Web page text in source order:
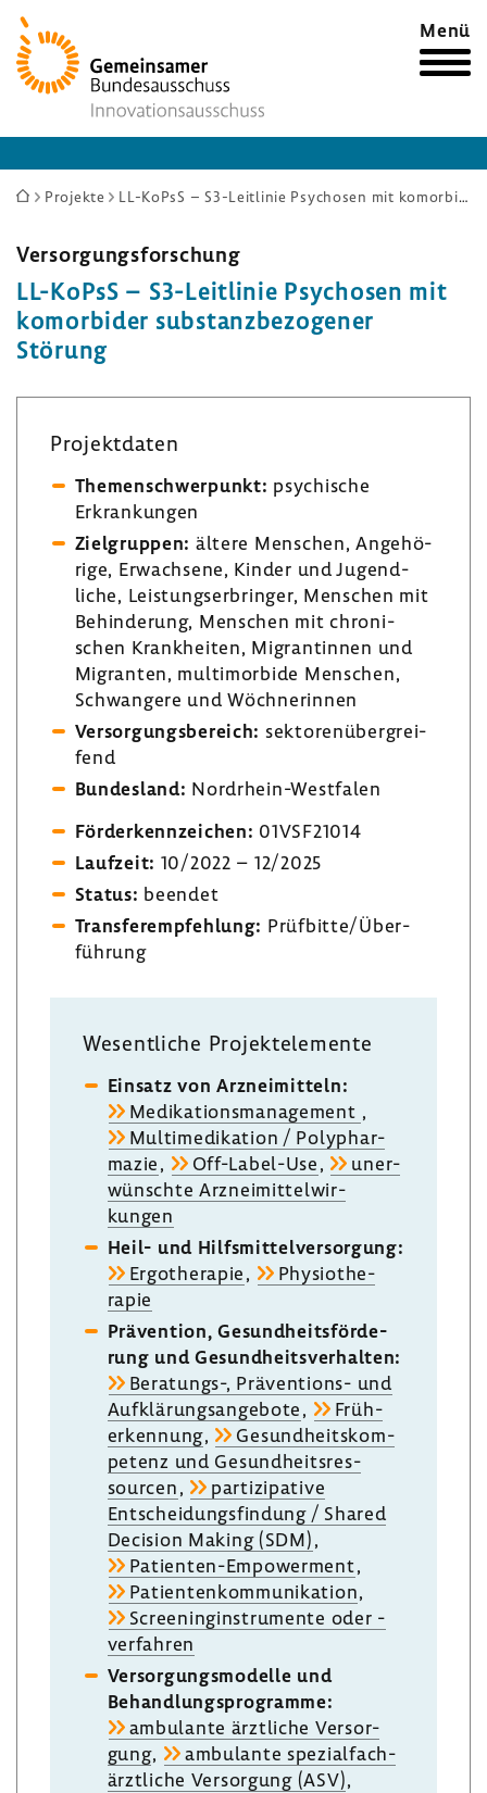
Zur
Startseite
Menü
Sie
hier:
Projekte LL-KoPsS – S3-Leitlinie Psychosen mit komorbider substanzbezogener Störung
Versor­gungs­for­schung
LL-​KoPsS – S3-​Leitlinie Psychosen mit
komor­bider substanz­be­zo­gener
Störung
Projekt­daten
Themen­schwer­punkt: psychi­sche
Erkran­kungen
Ziel­gruppen: ältere Menschen, Ange­hö­
rige, Erwach­sene, Kinder und Jugend­
liche, Leis­tungs­er­bringer, Menschen mit
Behin­de­rung, Menschen mit chro­ni­
schen Krank­heiten, Migran­tinnen und
Migranten, multi­mor­bide Menschen,
Schwan­gere und Wöch­ne­rinnen
Versor­gungs­be­reich: sekto­ren­über­grei­
fend
Bundes­land: Nordrhein-​Westfalen
Förder­kenn­zei­chen: 01VSF21014
Lauf­zeit: 10/2022 – 12/2025
Status: beendet
Trans­fer­emp­feh­lung: Prüf­bitte/Über­
füh­rung
Wesent­liche Projekt­ele­mente
Einsatz von Arznei­mit­teln:
Medi­ka­ti­ons­ma­nage­ment ,
Multi­me­di­ka­tion / Poly­phar­
mazie, Off-​Label-Use,
uner­
wünschte Arznei­mit­tel­wir­
kungen
Heil- und Hilfs­mit­tel­ver­sor­gung:
Ergo­the­rapie,
Physio­the­
rapie
Präven­tion, Gesund­heits­för­de­
rung und Gesund­heits­ver­halten:
Beratungs-​, Präventions-​ und
Aufklä­rungs­an­ge­bote,
Früh­
erken­nung,
Gesund­heits­kom­
pe­tenz und Gesund­heits­res­
sourcen,
parti­zi­pa­tive
Entschei­dungs­fin­dung / Shared
Decision Making (SDM),
Patienten-​Empowerment,
Pati­en­ten­kom­mu­ni­ka­tion,
Scree­nin­g­in­stru­mente oder -​
verfahren
Versor­gungs­mo­delle und
Behand­lungs­pro­gramme:
ambu­lante ärzt­liche Versor­
gung,
ambu­lante spezi­al­fach­
ärzt­liche Versor­gung (ASV),